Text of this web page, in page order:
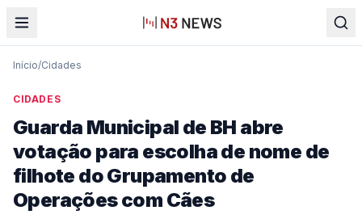
Início/Cidades
CIDADES
Guarda Municipal de BH abre
votação para escolha de nome de
filhote do Grupamento de
Operações com Cães